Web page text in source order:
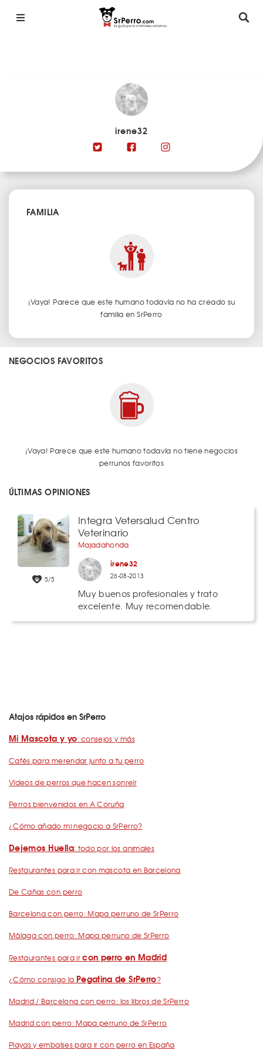
irene32
FAMILIA
¡Vaya! Parece que este humano todavía no ha creado su
familia en SrPerro
NEGOCIOS FAVORITOS
¡Vaya! Parece que este humano todavía no tiene negocios
perrunos favoritos
ÚLTIMAS OPINIONES
5/5
Integra Vetersalud Centro
Veterinario
Majadahonda
irene32
26-08-2013
Muy buenos profesionales y trato
excelente. Muy recomendable.
Atajos rápidos en SrPerro
Mi Mascota y yo: consejos y más
Cafés para merendar junto a tu perro
Vídeos de perros que hacen sonreír
Perros bienvenidos en A Coruña
¿Cómo añado mi negocio a SrPerro?
Dejemos Huella: todo por los animales
Restaurantes para ir con mascota en Barcelona
De Cañas con perro
Barcelona con perro: Mapa perruno de SrPerro
Málaga con perro: Mapa perruno de SrPerro
Restaurantes para ircon perro en Madrid
¿Cómo consigo la Pegatina de SrPerro?
Madrid / Barcelona con perro: los libros de SrPerro
Madrid con perro: Mapa perruno de SrPerro
Playas y embalses para ir con perro en España